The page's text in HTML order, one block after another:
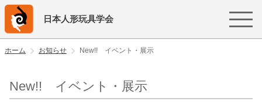
日本人形玩具学会
ホーム お知らせ New!! イベント・展示
New!! イベント・展示